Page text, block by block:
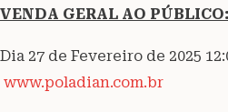
VENDA GERAL AO PÚBLICO:
Dia 27 de Fevereiro de 2025
www.poladian.com.br